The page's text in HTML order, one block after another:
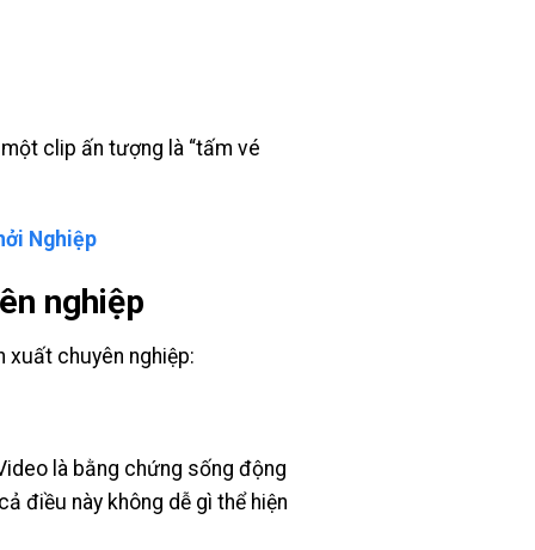
clip ấn tượng là “tấm vé
Nghiệp
nghiệp
xuất chuyên nghiệp:
là bằng chứng sống động
điều này không dễ gì thể hiện